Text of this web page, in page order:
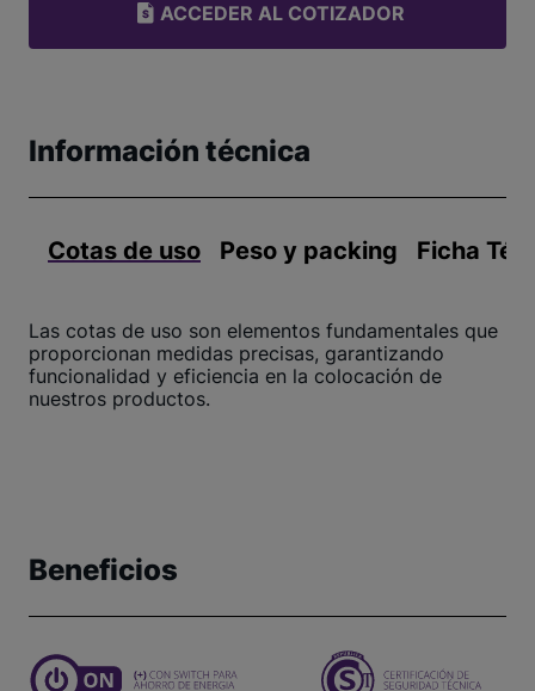
ACCEDER AL COTIZADOR
Información técnica
Cotas de uso Peso y packing Ficha
Las cotas de uso son elementos fundamentales que
proporcionan medidas precisas, garantizando
funcionalidad y eficiencia en la colocación de
nuestros productos.
Beneficios